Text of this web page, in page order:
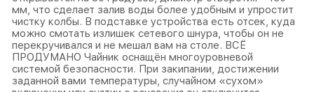
мм, что сделает залив воды более удобным и упростит
чистку колбы. В подставке устройства есть отсек, куда
можно смотать излишек сетевого шнура, чтобы он не
перекручивался и не мешал вам на столе. ВСЁ
ПРОДУМАНО Чайник оснащён многоуровневой
системой безопасности. При закипании, достижении
заданной вами температуры, случайном «сухом»